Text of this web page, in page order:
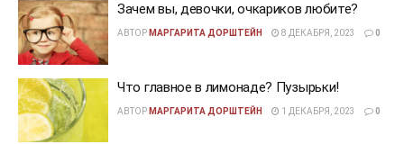
Зачем вы, девочки, очкариков любите?
АВТОР МАРГАРИТА ДОРШТЕЙН 8 ДЕКАБРЯ, 2023 0
Что главное в лимонаде? Пузырьки!
АВТОР МАРГАРИТА ДОРШТЕЙН 1 ДЕКАБРЯ, 2023 0